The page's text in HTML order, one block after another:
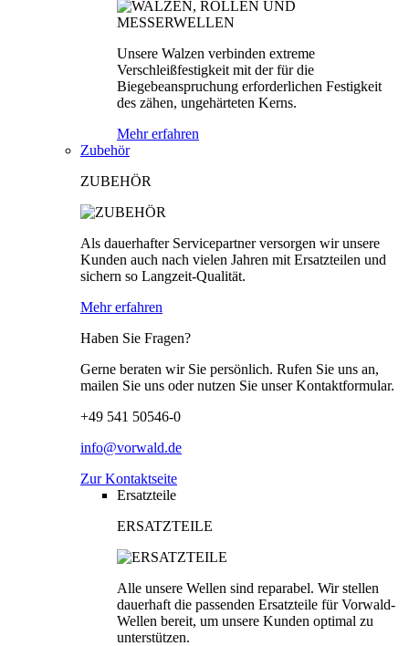
Unsere Walzen verbinden extreme
Verschleißfestigkeit mit der für die
Biegebeanspruchung erforderlichen Festigkeit
des zähen, ungehärteten Kerns.
Mehr erfahren
Zubehör
ZUBEHÖR
Als dauerhafter Servicepartner versorgen wir unsere
Kunden auch nach vielen Jahren mit Ersatzteilen und
sichern so Langzeit-Qualität.
Mehr erfahren
Haben Sie Fragen?
Gerne beraten wir Sie persönlich. Rufen Sie uns an,
mailen Sie uns oder nutzen Sie unser Kontaktformular.
+49 541 50546-0
info@vorwald.de
Zur Kontaktseite
Ersatzteile
ERSATZTEILE
Alle unsere Wellen sind reparabel. Wir stellen
dauerhaft die passenden Ersatzteile für Vorwald-
Wellen bereit, um unsere Kunden optimal zu
unterstützen.